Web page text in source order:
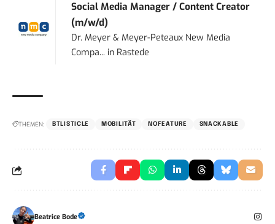
Social Media Manager / Content Creator
(m/w/d)
Dr. Meyer & Meyer-Peteaux New Media
Compa... in Rastede
THEMEN: BTLISTICLE MOBILITÄT NOFEATURE SNACKABLE
Beatrice Bode